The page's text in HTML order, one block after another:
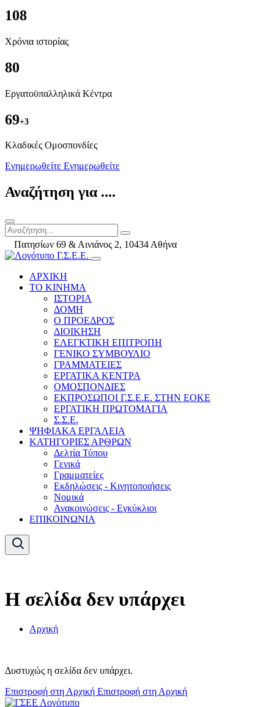
108
Χρόνια ιστορίας
80
Εργατοϋπαλληλικά Κέντρα
69+3
Kλαδικές Ομοσπονδίες
Ενημερωθείτε Ενημερωθείτε
Αναζήτηση για ....
Πατησίων 69 & Αινιάνος 2, 10434 Αθήνα
ΑΡΧΙΚΗ
ΤΟ ΚΙΝΗΜΑ
ΙΣΤΟΡΙΑ
ΔΟΜΗ
Ο ΠΡΟΕΔΡΟΣ
ΔΙΟΙΚΗΣΗ
ΕΛΕΓΚΤΙΚΗ ΕΠΙΤΡΟΠΗ
ΓΕΝΙΚΟ ΣΥΜΒΟΥΛΙΟ
ΓΡΑΜΜΑΤΕΙΕΣ
ΕΡΓΑΤΙΚΑ ΚΕΝΤΡΑ
ΟΜΟΣΠΟΝΔΙΕΣ
ΕΚΠΡΟΣΩΠΟΙ Γ.Σ.Ε.Ε. ΣΤΗΝ ΕΟΚΕ
ΕΡΓΑΤΙΚΗ ΠΡΩΤΟΜΑΓΙΑ
Σ.Σ.Ε.
ΨΗΦΙΑΚΑ ΕΡΓΑΛΕΙΑ
ΚΑΤΗΓΟΡΙΕΣ ΑΡΘΡΩΝ
Δελτία Τύπου
Γενικά
Γραμματείες
Εκδηλώσεις - Κινητοποιήσεις
Νομικά
Ανακοινώσεις - Εγκύκλιοι
ΕΠΙΚΟΙΝΩΝΙΑ
Η σελίδα δεν υπάρχει
Αρχική
Δυστυχώς η σελίδα δεν υπάρχει.
Επιστροφή στη Αρχική Επιστροφή στη Αρχική